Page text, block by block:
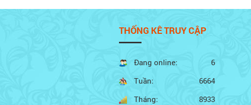
THỐNG KÊ TRUY CẬP
Đang online:
6
Tuần:
6664
Tháng:
8933